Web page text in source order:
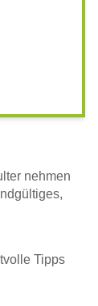
nehmen
Tipps